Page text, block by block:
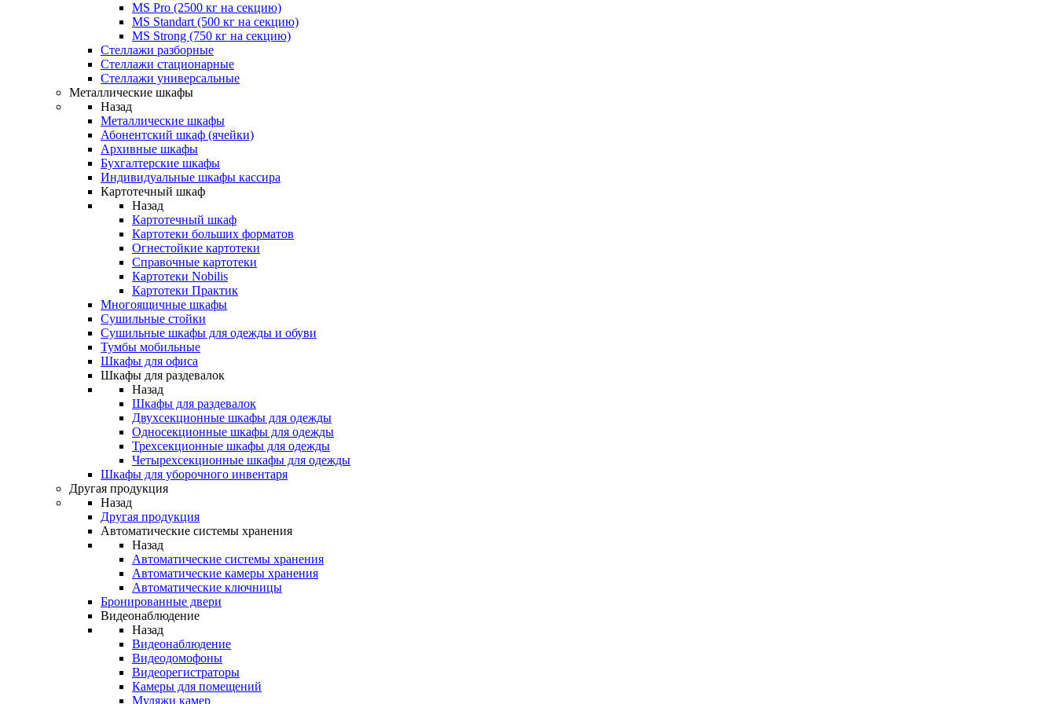
MS Pro (2500 кг на секцию)
MS Standart (500 кг на секцию)
MS Strong (750 кг на секцию)
Стеллажи разборные
Стеллажи стационарные
Стеллажи универсальные
Металлические шкафы
Назад
Металлические шкафы
Абонентский шкаф (ячейки)
Архивные шкафы
Бухгалтерские шкафы
Индивидуальные шкафы кассира
Картотечный шкаф
Назад
Картотечный шкаф
Картотеки больших форматов
Огнестойкие картотеки
Справочные картотеки
Картотеки Nobilis
Картотеки Практик
Многоящичные шкафы
Сушильные стойки
Сушильные шкафы для одежды и обуви
Тумбы мобильные
Шкафы для офиса
Шкафы для раздевалок
Назад
Шкафы для раздевалок
Двухсекционные шкафы для одежды
Односекционные шкафы для одежды
Трехсекционные шкафы для одежды
Четырехсекционные шкафы для одежды
Шкафы для уборочного инвентаря
Другая продукция
Назад
Другая продукция
Автоматические системы хранения
Назад
Автоматические системы хранения
Автоматические камеры хранения
Автоматические ключницы
Бронированные двери
Видеонаблюдение
Назад
Видеонаблюдение
Видеодомофоны
Видеорегистраторы
Камеры для помещений
Муляжи камер